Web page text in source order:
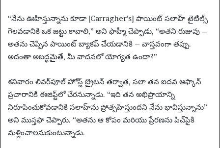
“నేను ఊహిస్తున్నాను కూడా [Carragher’s] పాయింట్ సలాహ్ టైటిల్స్
గెలవడానికి ఒక జట్టు కావాలి,” అని ఫాహ్మీ చెప్పాడు, “అతని రుజువు –
అతను చెప్పిన పాయింట్ బ్యాకప్ చేయడానికి – వాస్తవంగా తప్పు.
అదంతా అబద్ధమైతే, మీ వాదనలో యోగ్యత ఉందా?”
శనివారం లివర్‌పూల్ హోస్ట్ బ్రైటన్ తర్వాత, సలా తన ఐదవ ఆఫ్కాన్
ప్రచారానికి ఈజిప్ట్‌లో చేరనున్నాడు. “ఇది తన అభిప్రాయాన్ని
నిరూపించుకోవడానికి సలాహ్‌ను ప్రోత్సహిస్తుందని నేను భావిస్తున్నాను”
అని ముస్తఫా చెప్పారు. “అతను ఆ కోపం మరియు ప్రేరణను పిచ్‌పైకి
మళ్లించాలనుకుంటున్నాడు.